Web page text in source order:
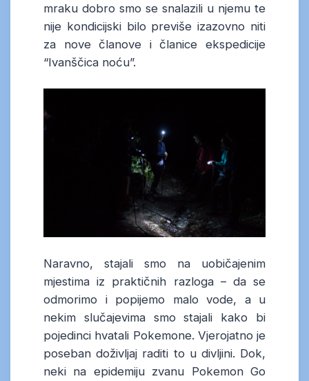
mraku dobro smo se snalazili u njemu te
nije kondicijski bilo previše izazovno niti
za nove članove i članice ekspedicije
“Ivanščica noću”.
Naravno, stajali smo na uobičajenim
mjestima iz praktičnih razloga – da se
odmorimo i popijemo malo vode, a u
nekim slučajevima smo stajali kako bi
pojedinci hvatali Pokemone. Vjerojatno je
poseban doživljaj raditi to u divljini. Dok,
neki na epidemiju zvanu Pokemon Go